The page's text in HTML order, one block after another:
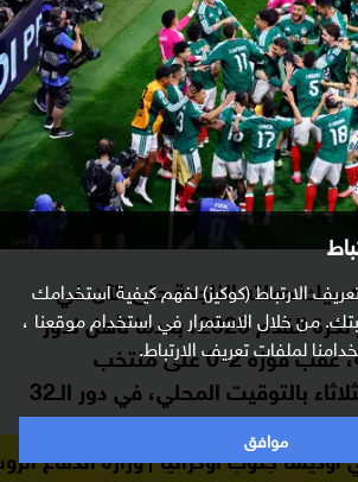
الارتباط (كوكيز) لفهم كيفية استخدامك
من خلال الاستمرار في استخدام موقعنا ،
لملفات تعريف الارتباط.
موافق
حملته الناجحة حتى الآن في
بطولة كأس العالم لكرة القدم 2026، بعدما تأهل لدور
الـ16 في المسابقة، عقب فوزه 2-0 على منتخب
الإكوادور، مساء الثلاثاء بالتوقيت المحلي، في دور الـ32
في الولايات المتحدة وكندا،
وزارة الدفاع الروسية تعلن أن